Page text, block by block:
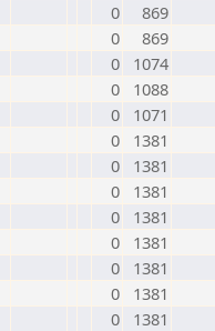
0
869
0
869
0
1074
0
1088
0
1071
0
1381
0
1381
0
1381
0
1381
0
1381
0
1381
0
1381
0
1381